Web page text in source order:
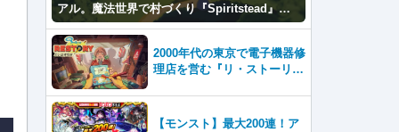
アル。魔法世界で村づくり『Spiritstead』本
日発売
2000年代の東京で電子機器修
理店を営む『リ・ストーリ
【モンスト】最大200連！ア